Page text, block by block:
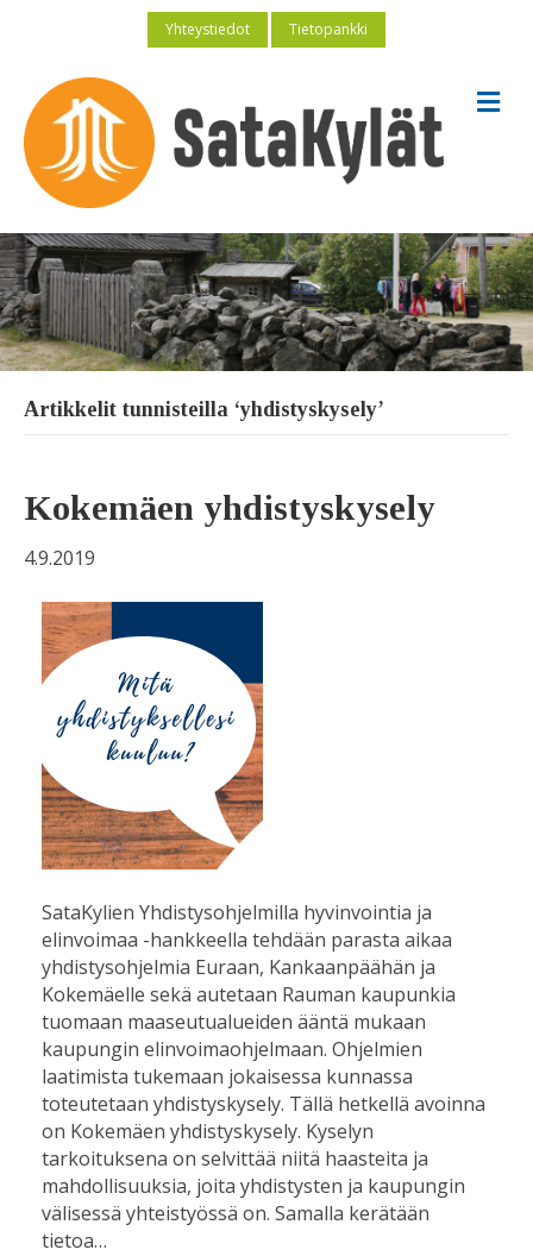
Yhteystiedot Tietopankki
V
a
o
Artikkelit tunnisteilla ‘yhdistyskysely’
Kokemäen yhdistyskysely
4.9.2019
SataKylien Yhdistysohjelmilla hyvinvointia ja
elinvoimaa -hankkeella tehdään parasta aikaa
yhdistysohjelmia Euraan, Kankaanpäähän ja
Kokemäelle sekä autetaan Rauman kaupunkia
tuomaan maaseutualueiden ääntä mukaan
kaupungin elinvoimaohjelmaan. Ohjelmien
laatimista tukemaan jokaisessa kunnassa
toteutetaan yhdistyskysely. Tällä hetkellä avoinna
on Kokemäen yhdistyskysely. Kyselyn
tarkoituksena on selvittää niitä haasteita ja
mahdollisuuksia, joita yhdistysten ja kaupungin
välisessä yhteistyössä on. Samalla kerätään
tietoa…